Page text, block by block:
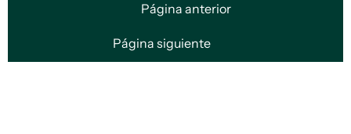
Página anterior
Página siguiente